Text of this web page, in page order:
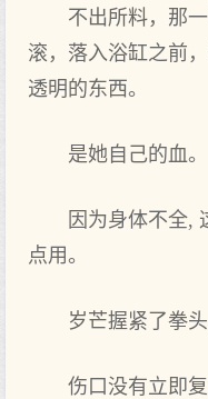
不出所料，那
滚，落入浴缸之前
透明的东西。
是她自己的血。
因为身体不全,
点用。
岁芒握紧了拳
伤口没有立即